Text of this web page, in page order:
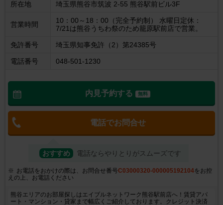
所在地 埼玉県熊谷市筑波 2-55 熊谷駅前ビル3F
営業時間
10：00～18：00（完全予約制） 水曜日定休：
7/21は熊谷うちわ祭のため籠原駅前店で営業。
免許番号 埼玉県知事免許（2）第24385号
電話番号 048-501-1230
内見予約する 無料
電話でお問合せ
おすすめ 電話ならやりとりがスムーズです
お電話をおかけの際は、お問合せ番号C03000320-000005192104をお控
えの上、お電話ください
熊谷エリアのお部屋探しはエイブルネットワーク熊谷駅前店へ！賃貸アパ
ート・マンション・貸家まで幅広くご紹介しております。クレジット決済